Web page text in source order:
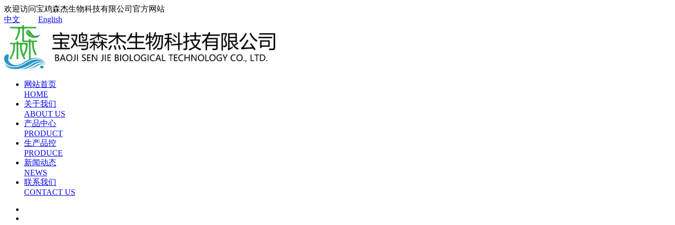
欢迎访问宝鸡森杰生物科技有限公司官方网站
中文
English
网站首页
HOME
关于我们
ABOUT US
产品中心
PRODUCT
生产品控
PRODUCE
新闻动态
NEWS
联系我们
CONTACT US